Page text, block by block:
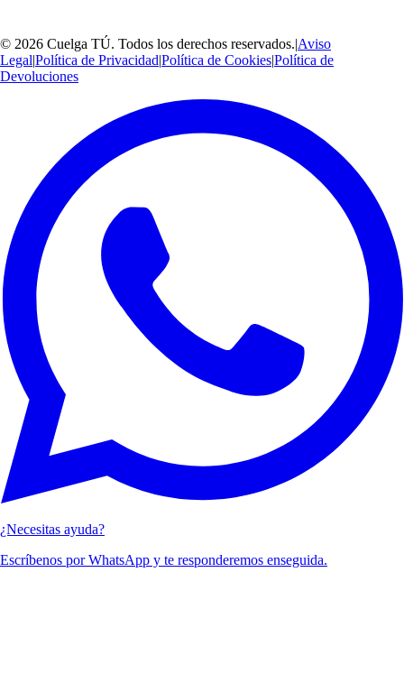
© 2026 Cuelga TÚ. Todos los derechos reservados.|Aviso
Legal|Política de Privacidad|Política de Cookies|Política de
Devoluciones
¿Necesitas ayuda?
Escríbenos por WhatsApp y te responderemos enseguida.